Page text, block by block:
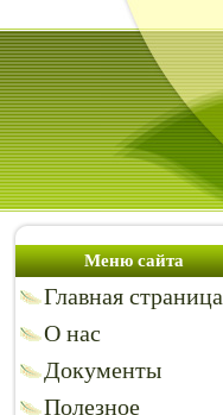
Меню сайта
Главная страница
О нас
Документы
Полезное